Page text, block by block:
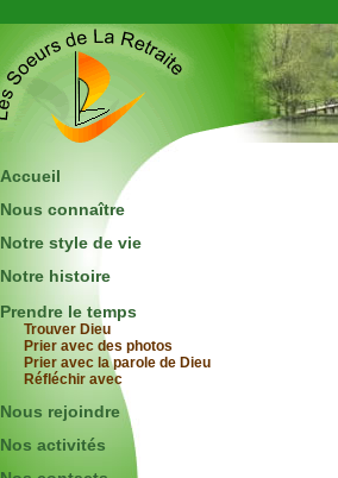
Accueil
Nous connaître
Notre style de vie
Notre histoire
Prendre le temps
Trouver Dieu
Prier avec des photos
Prier avec la parole de Dieu
Réfléchir avec
Nous rejoindre
Nos activités